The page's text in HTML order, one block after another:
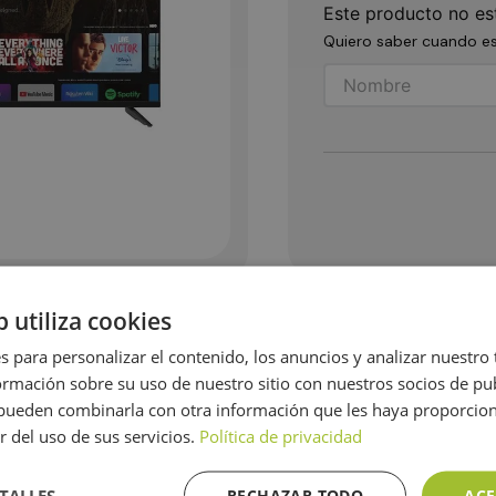
Este producto no
Quiero saber cuando
familia y amigos a otro nivel con su QLED sistema
por medio de la inteligencia artificial. A
y tu asistente estará atento para recibir tus
inteligentes del hogar y a su interfaz gráfica simple,
utiliza cookies
para personalizar el contenido, los anuncios y analizar nuestro
sobre su uso de nuestro sitio con nuestros socios de
combinarla con otra información que les haya
del uso de sus servicios. Política de privacidad